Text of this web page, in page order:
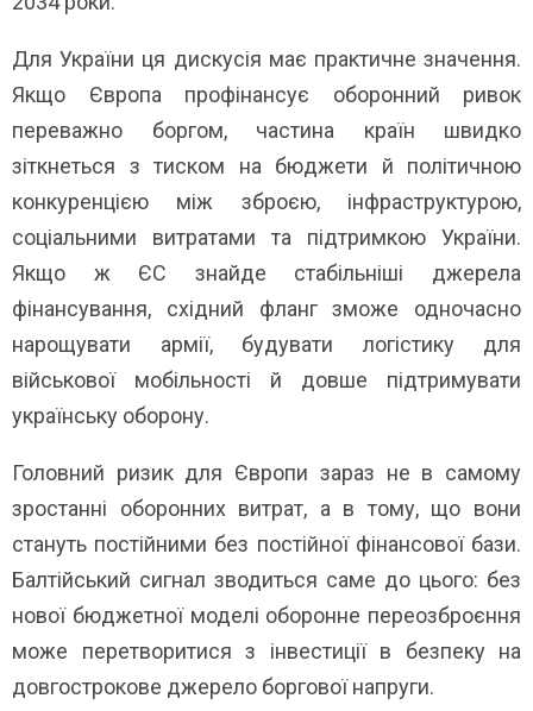
Для України ця дискусія має практичне значення.
Якщо Європа профінансує оборонний ривок
переважно боргом, частина країн швидко
зіткнеться з тиском на бюджети й політичною
конкуренцією між зброєю, інфраструктурою,
соціальними витратами та підтримкою України.
Якщо ж ЄС знайде стабільніші джерела
фінансування, східний фланг зможе одночасно
нарощувати армії, будувати логістику для
військової мобільності й довше підтримувати
українську оборону.
Головний ризик для Європи зараз не в самому
зростанні оборонних витрат, а в тому, що вони
стануть постійними без постійної фінансової бази.
Балтійський сигнал зводиться саме до цього: без
нової бюджетної моделі оборонне переозброєння
може перетворитися з інвестиції в безпеку на
довгострокове джерело боргової напруги.